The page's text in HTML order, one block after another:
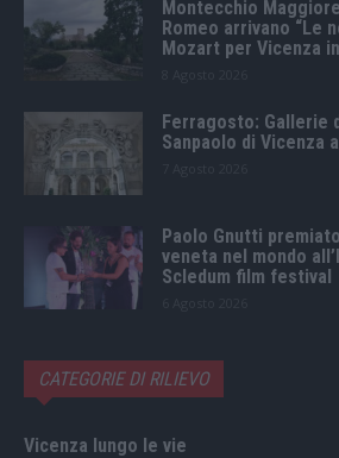
Montecchio
Romeo arrivano “Le
Mozart per Vicenza
Ferragosto: Gallerie
Sanpaolo di Vicenza
Paolo Gnutti
veneta nel mondo
Scledum film festival
CATEGORIE DI RILIEVO
Vicenza lungo le vie